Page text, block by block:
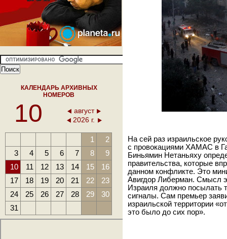
КАЛЕНДАРЬ АРХИВНЫХ
НОМЕРОВ
10
август
2026 г.
1
2
3
4 5 6 7 8
9
10
11 12 13 14 15
16
17
18 19 20 21 22
23
24
25 26 27 28 29
30
31
На сей раз израильское
с провокациями ХАМАС в
Биньямин Нетаньяху
правительства, которые
данном конфликте. Это
Авигдор Либерман. Смысл
Израиля должно посылать
сигналы. Сам премьер
израильской территории
это было до сих пор».